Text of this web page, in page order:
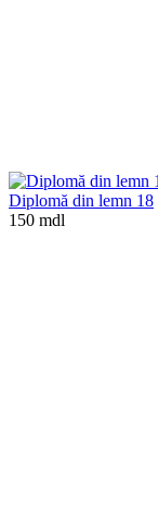
Diplomă din lemn 18
150 mdl